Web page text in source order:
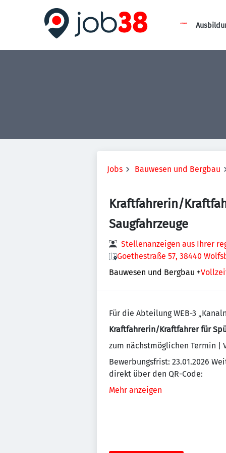
Jobs Bauwesen und Bergbau
Kraftfahrerin/
Saugfahrzeuge
Stellenanzeigen aus Ihrer
Goethestraße 57, 38440
Bauwesen und Bergbau +
Für die Abteilung WEB-3
Kraftfahrerin/Kraftfahrer für
zum nächstmöglichen Termin |
Bewerbungsfrist: 23.01.2026
direkt über den QR-Code:
Mehr anzeigen